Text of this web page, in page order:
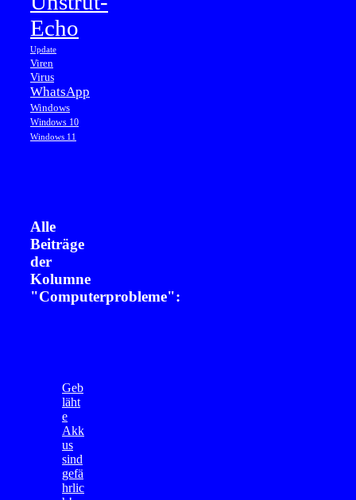
Echo
Update
Viren
Virus
WhatsApp
Windows
Windows 10
Windows 11
Alle
Beiträge
der
Kolumne
"Computerprobleme":
Geb
läht
e
Akk
us
sind
gefä
hrlic